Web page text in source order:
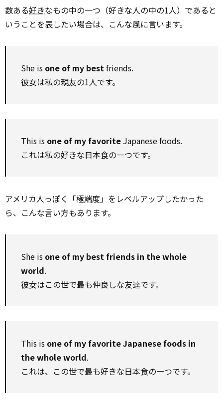
数ある好きなもの中の一つ（好きな人の中の1人）であると
いうことを表したい場合は、こんな風に言います。
She is one of my bestfriends.
彼女は私の親友の1人です。
This is one of my favorite Japanese foods.
これは私の好きな日本食の一つです。
アメリカ人っぽく「極端度」をレベルアップしたかった
ら、こんな言い方もあります。
She is one of my best friends in the whole
world.
彼女はこの世で最も仲良しな友達です。
This is one of my favorite Japanese foods in
the whole world.
これは、この世で最も好きな日本食の一つです。